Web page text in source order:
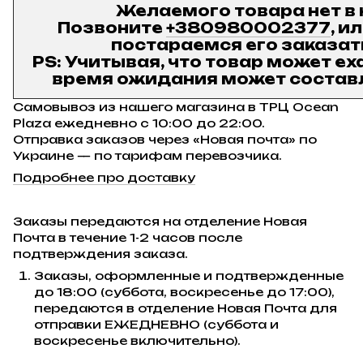
Желаемого товара нет в
Позвоните +380980002377,
постараемся его
PS: Учитывая, что товар может
время ожидания может
Самовывоз из нашего магазина в ТРЦ Ocean
Plaza ежедневно с 10:00 до 22:00.
Отправка заказов через «Новая почта» по
Украине — по тарифам перевозчика.
Подробнее про доставку
Заказы передаются на отделение Новая
Почта в течение 1-2 часов после
подтверждения заказа.
Заказы, оформленные и подтвержденные
до 18:00 (суббота, воскресенье до 17:00),
передаются в отделение Новая Почта для
отправки ЕЖЕДНЕВНО (суббота и
воскресенье включительно).